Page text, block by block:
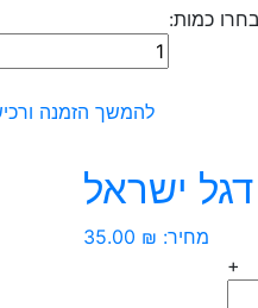
בחרו כמות:
כמות
של
פאץ'
מסוכן
תוספת
להמשך הזמנה
מחיר: 35.00 ₪
+